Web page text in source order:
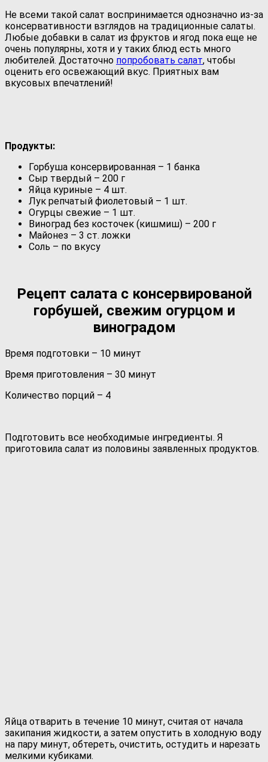
Не всеми такой салат воспринимается однозначно из-за
консервативности взглядов на традиционные салаты.
Любые добавки в салат из фруктов и ягод пока еще не
очень популярны, хотя и у таких блюд есть много
любителей. Достаточно попробовать салат, чтобы
оценить его освежающий вкус. Приятных вам
вкусовых впечатлений!
Продукты:
Горбуша консервированная – 1 банка
Сыр твердый – 200 г
Яйца куриные – 4 шт.
Лук репчатый фиолетовый – 1 шт.
Огурцы свежие – 1 шт.
Виноград без косточек (кишмиш) – 200 г
Майонез – 3 ст. ложки
Соль – по вкусу
Рецепт салата с консервированой
горбушей, свежим огурцом и
виноградом
Время подготовки – 10 минут
Время приготовления – 30 минут
Количество порций – 4
Подготовить все необходимые ингредиенты. Я
приготовила салат из половины заявленных продуктов.
Яйца отварить в течение 10 минут, считая от начала
закипания жидкости, а затем опустить в холодную воду
на пару минут, обтереть, очистить, остудить и нарезать
мелкими кубиками.